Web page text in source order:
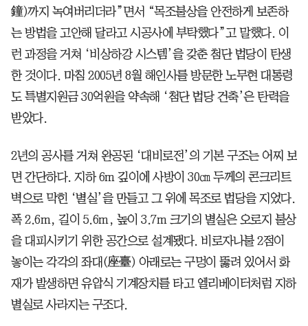
鐘)까지 녹여버리더라”면서 “목조불상을 안전하게 보존하
는 방법을 고안해 달라고 시공사에 부탁했다”고 말했다. 이
런 과정을 거쳐 ‘비상하강 시스템’을 갖춘 첨단 법당이 탄생
한 것이다. 마침 2005년 8월 해인사를 방문한 노무현 대통령
도 특별지원금 30억원을 약속해 ‘첨단 법당 건축’은 탄력을
받았다.
2년의 공사를 거쳐 완공된 ‘대비로전’의 기본 구조는 어찌 보
면 간단하다. 지하 6m 깊이에 사방이 30㎝ 두께의 콘크리트
벽으로 막힌 ‘별실’을 만들고 그 위에 목조로 법당을 지었다.
폭 2.6m, 길이 5.6m, 높이 3.7m 크기의 별실은 오로지 불상
을 대피시키기 위한 공간으로 설계됐다. 비로자나불 2점이
놓이는 각각의 좌대(座臺) 아래로는 구멍이 뚫려 있어서 화
재가 발생하면 유압식 기계장치를 타고 엘리베이터처럼 지하
별실로 사라지는 구조다.